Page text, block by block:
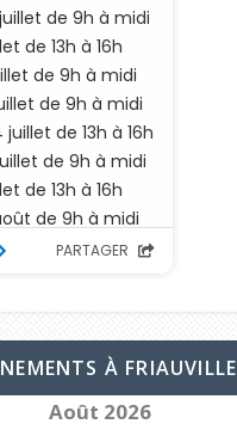
À FRIAUVILLE
Août 2026